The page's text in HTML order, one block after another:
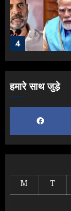
4
1
हमारे साथ जुड़े
M T